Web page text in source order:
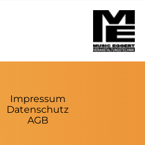
Impressum
Datenschutz
AGB